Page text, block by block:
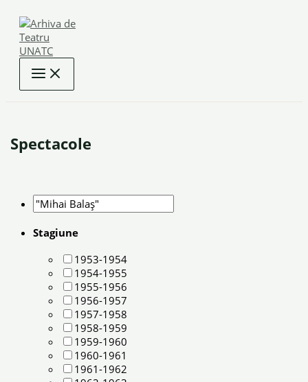
content
Spectacole
Stagiune
1953-1954
1954-1955
1955-1956
1956-1957
1957-1958
1958-1959
1959-1960
1960-1961
1961-1962